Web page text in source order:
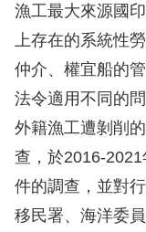
核
心
人
權
公
約
陳
情
漁工最大來源國
上存在的系統性
仲介、權宜船的
法令適用不同的問
外籍漁工遭剝削
查，於2016-
件的調查，並對
移民署、海洋委